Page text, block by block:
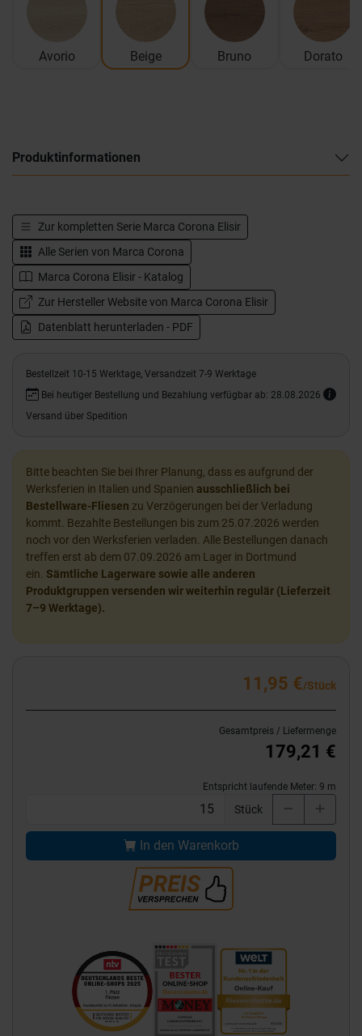
Avorio Beige Bruno Dorato
Produktinformationen
Zur kompletten Serie Marca Corona Elisir
Alle Serien von Marca Corona
Marca Corona Elisir - Katalog
Zur Hersteller Website von Marca Corona Elisir
Datenblatt herunterladen - PDF
Bestellzeit 10-15 Werktage, Versandzeit 7-9 Werktage
Bei heutiger Bestellung und Bezahlung verfügbar ab: 28.08.2026
Versand über Spedition
Bitte beachten Sie bei Ihrer Planung, dass es aufgrund der
Werksferien in Italien und Spanien ausschließlich bei
Bestellware-Fliesen zu Verzögerungen bei der Verladung
kommt. Bezahlte Bestellungen bis zum 25.07.2026 werden
noch vor den Werksferien verladen. Alle Bestellungen danach
treffen erst ab dem 07.09.2026 am Lager in Dortmund
ein. Sämtliche Lagerware sowie alle anderen
Produktgruppen versenden wir weiterhin regulär (Lieferzeit
7–9 Werktage).
11,95 €/Stück
Gesamtpreis / Liefermenge
179,21 €
Entspricht laufende Meter: 9 m
Stück
In den Warenkorb